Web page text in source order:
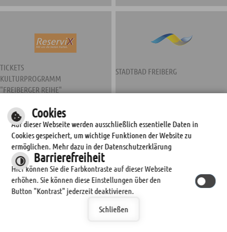
TICKETS
KULTURPROGRAMM
"FREIBERGER REIHE"
STADTBAD FREIBERG
STADTWERKE FREIBERG
Cookies
Auf dieser Webseite werden ausschließlich essentielle Daten in
Cookies gespeichert, um wichtige Funktionen der Website zu
ermöglichen. Mehr dazu in der Datenschutzerklärung
Barrierefreiheit
Hier können Sie die Farbkontraste auf dieser Webseite
erhöhen. Sie können diese Einstellungen über den
Button "Kontrast" jederzeit deaktivieren.
Schließen